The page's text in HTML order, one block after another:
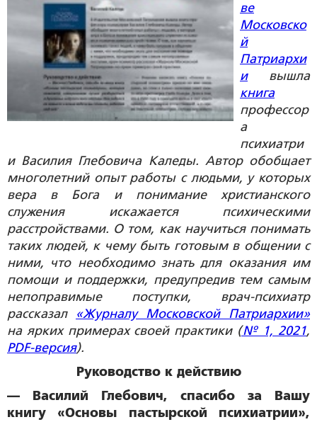
ве
Московско
й
Патриархи
ивышла
книга
профессор
а
психиатри
и Василия Глебовича Каледы. Автор обобщает
многолетний опыт работы с людьми, у которых
вера в Бога и понимание христианского
служения искажается психическими
расстройствами. О том, как научиться понимать
таких людей, к чему быть готовым в общении с
ними, что необходимо знать для оказания им
помощи и поддержки, предупредив тем самым
непоправимые поступки, врач-психиатр
рассказал «Журналу Московской Патриархии»
на ярких примерах своей практики (№ 1, 2021,
PDF-версия).
Руководство к действию
— Василий Глебович, спасибо за Вашу
книгу «Основы пастырской психиатрии»,